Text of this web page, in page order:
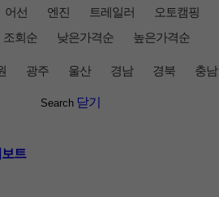
어선 엔진 트레일러
오토캠핑
조회순 낮은가격순 높은가격순
광주 울산 경남 경북 충남
닫기